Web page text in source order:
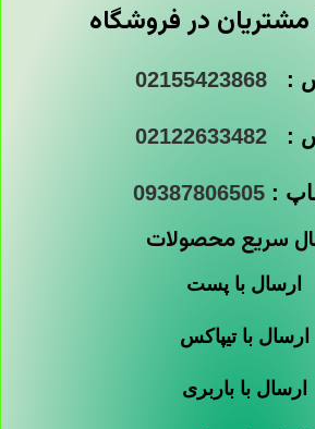
مشتریان در فروشگاه
:
02155423868
:
02122633482
:
09387806505
سریع محصولات
ارسال با پست
ارسال با تیپاکس
ارسال با باربری